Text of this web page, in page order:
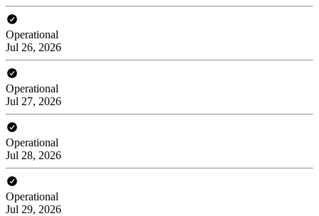
Operational
Jul 26, 2026
Operational
Jul 27, 2026
Operational
Jul 28, 2026
Operational
Jul 29, 2026